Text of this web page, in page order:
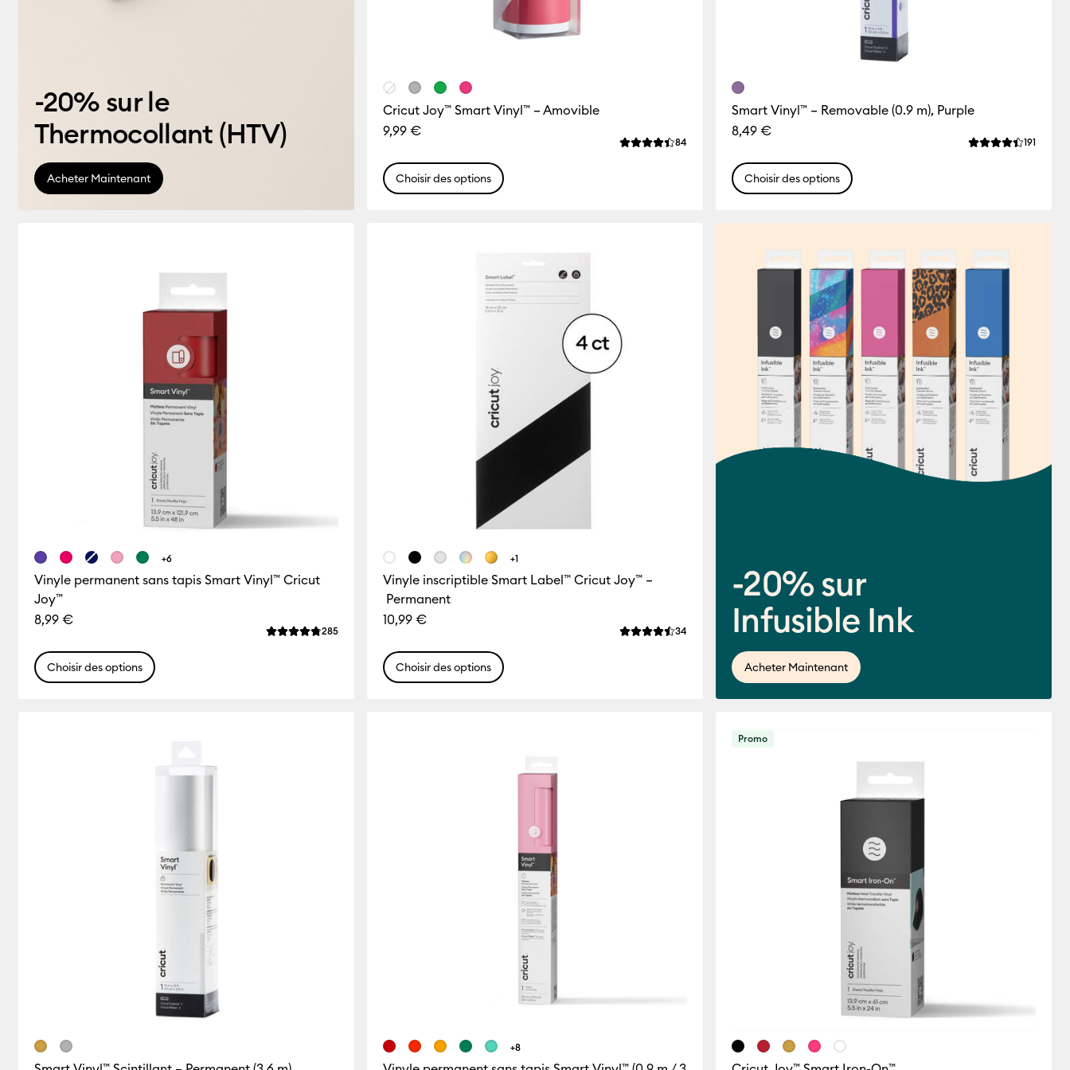
-20% sur le
Thermocollant (HTV)
Acheter Maintenant
Cricut Joy™ Smart Vinyl™ – Amovible
9,99 €
La note moyenne de ce produit est 4.4 sur 5.
84
Choisir des options
Smart Vinyl™ – Removable (0.9 m), Purple
8,49 €
La note
191
Choisir des options
Vinyle permanent sans tapis Smart Vinyl™ Cricut
Joy™
8,99 €
La note moyenne de ce produit est 4.8 sur 5.
285Reviews
+6
Choisir des options
Vinyle inscriptible Smart Label™ Cricut Joy™ –
Permanent
10,99 €
La note moyenne de ce produit est 4.5 sur 5.
34
+1
Choisir des options
-20% sur
Infusible Ink
Acheter Maintenant
+8
Promo